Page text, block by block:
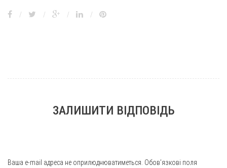
/ / / /
ЗАЛИШИТИ ВІДПОВІДЬ
Ваша e-mail адреса не оприлюднюватиметься. Обов’язкові поля